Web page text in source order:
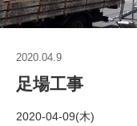
2020.04.9
足場工事
2020-04-09(木)